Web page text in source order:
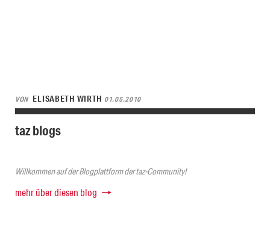
VON ELISABETH WIRTH 01.05.2010
taz blogs
Willkommen auf der Blogplattform der taz-Community!
mehr über diesen blog